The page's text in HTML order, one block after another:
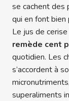
se cachent des
qui en font bien
Le jus de
remède cent
quotidien. Les
s’accordent à
superaliments